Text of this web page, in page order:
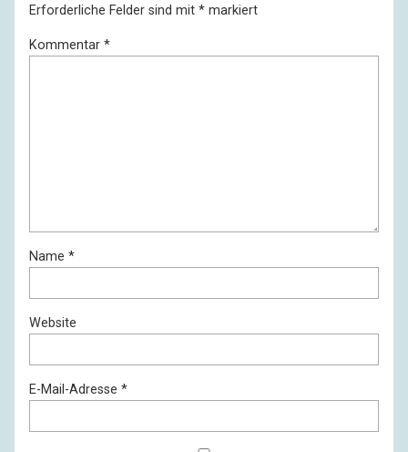
Erforderliche Felder sind mit * markiert
Kommentar *
Name *
Website
E-Mail-Adresse *